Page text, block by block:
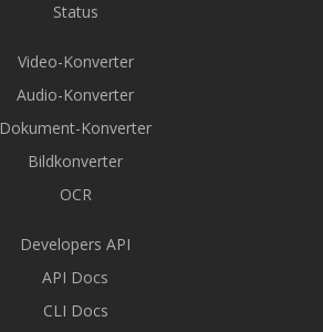
Status
Video-Konverter
Audio-Konverter
Dokument-Konverter
Bildkonverter
OCR
Developers API
API Docs
CLI Docs